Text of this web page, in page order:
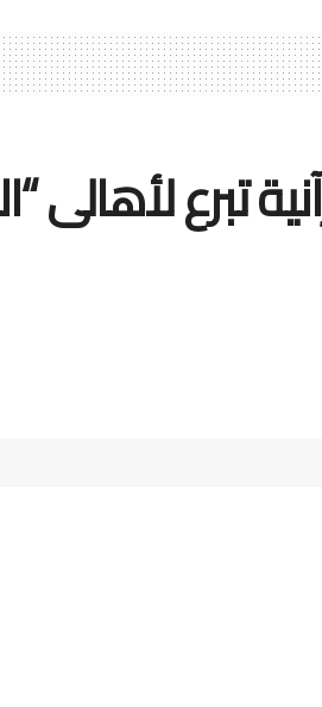
لأهالى